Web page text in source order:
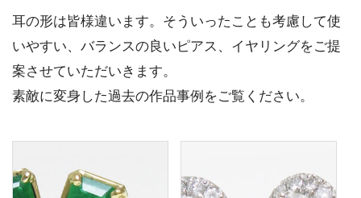
耳の形は皆様違います。そういったことも考慮して使
いやすい、バランスの良いピアス、イヤリングをご提
案させていただいきます。
素敵に変身した過去の作品事例をご覧ください。